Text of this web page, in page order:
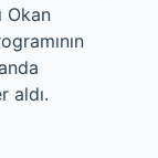
Okan
aldı.